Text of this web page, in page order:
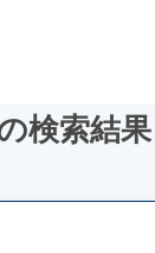
検索結果